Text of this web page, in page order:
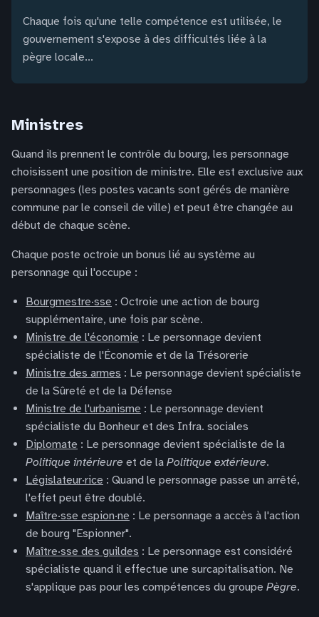
Chaque fois qu'une telle compétence est utilisée, le
gouvernement s'expose à des difficultés liée à la
pègre locale...
Ministres
Quand ils prennent le contrôle du bourg, les personnage
choisissent une position de ministre. Elle est exclusive aux
personnages (les postes vacants sont gérés de manière
commune par le conseil de ville) et peut être changée au
début de chaque scène.
Chaque poste octroie un bonus lié au système au
personnage qui l'occupe :
Bourgmestre·sse : Octroie une action de bourg
supplémentaire, une fois par scène.
Ministre de l'économie : Le personnage devient
spécialiste de l'Économie et de la Trésorerie
Ministre des armes : Le personnage devient spécialiste
de la Sûreté et de la Défense
Ministre de l'urbanisme : Le personnage devient
spécialiste du Bonheur et des Infra. sociales
Diplomate : Le personnage devient spécialiste de la
Politique intérieure et de la Politique extérieure.
Législateur·rice : Quand le personnage passe un arrêté,
l'effet peut être doublé.
Maître·sse espion·ne : Le personnage a accès à l'action
de bourg "Espionner".
Maître·sse des guildes : Le personnage est considéré
spécialiste quand il effectue une surcapitalisation. Ne
s'applique pas pour les compétences du groupe Pègre.